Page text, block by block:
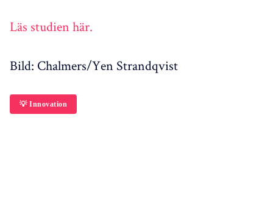
Läs studien här.
Bild: Chalmers/Yen Strandqvist
💡 Innovation